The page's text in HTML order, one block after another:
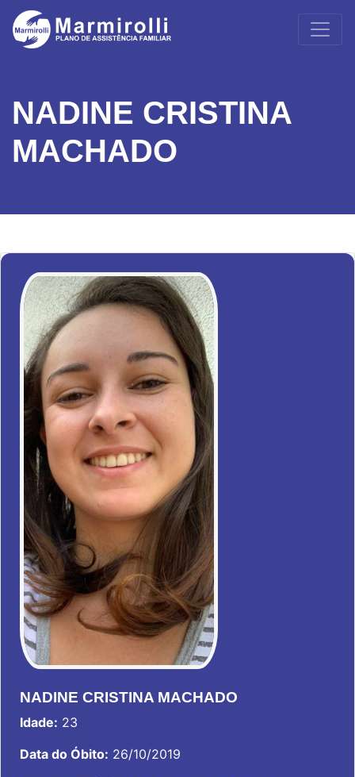
NADINE CRISTINA
MACHADO
NADINE CRISTINA MACHADO
Idade: 23
Data do Óbito: 26/10/2019